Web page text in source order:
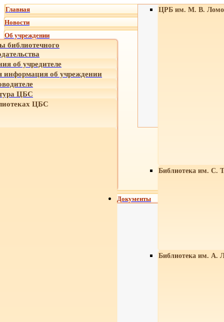
Главная
Новости
Об учреждении
библиотечного
об учредителе
об учреждении
ЦБС
ЦБС
ЦРБ им. М. В.
Библиотека им. С.
Библиотека им. А.
Документы